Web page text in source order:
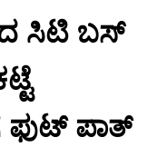
ಸಿಟಿ ಬಸ್
ಫುಟ್‌ ಪಾತ್